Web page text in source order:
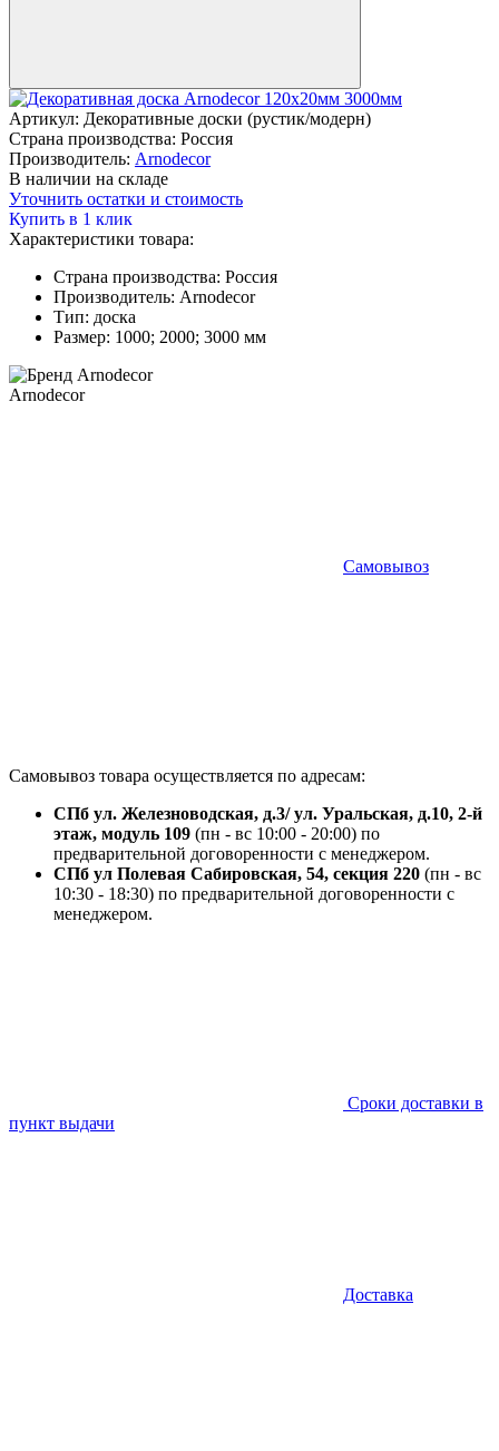
Артикул: Декоративные доски (рустик/модерн)
Страна производства: Россия
Производитель: Arnodecor
В наличии на складе
Уточнить остатки и стоимость
Купить в 1 клик
Характеристики товара:
Страна производства: Россия
Производитель: Arnodecor
Тип: доска
Размер: 1000; 2000; 3000 мм
Arnodecor
Самовывоз
Самовывоз товара осуществляется по адресам:
СПб ул. Железноводская, д.3/ ул. Уральская, д.10, 2-й
этаж, модуль 109 (пн - вс 10:00 - 20:00) по
предварительной договоренности с менеджером.
СПб ул Полевая Сабировская, 54, секция 220 (пн - вс
10:30 - 18:30) по предварительной договоренности с
менеджером.
Сроки доставки в
пункт выдачи
Доставка